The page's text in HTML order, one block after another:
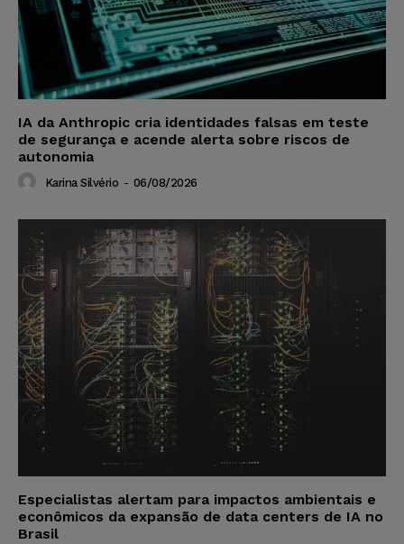
IA da Anthropic cria identidades falsas em teste
de segurança e acende alerta sobre riscos de
autonomia
Karina Silvério - 06/08/2026
Especialistas alertam para impactos ambientais e
econômicos da expansão de data centers de IA no
Brasil